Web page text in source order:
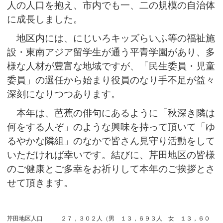
人の人口を抱え、市内でも一、二の規模の自治体
に成長しました。
地区内には、にじいろキッズらいふ等の福祉施
設・東南アジア留学生が通う平青学園があり、多
様な人材が豊富な地域ですが、「民生委員・児童
委員」の選任から始まり役員のなり手不足が益々
深刻になりつつあります。
本年は、芭蕉の俳句にあるように「秋深き隣は
何をする人ぞ」のような興味を持って頂いて「ゆ
るやかな隣組」のなかで皆さん見守り活動をして
いただければ幸いです。結びに、芹田地区の皆様
のご健康とご多幸をお祈りして本年のご挨拶とさ
せて頂きます。
芹田地区人口 ２７，３０２人（男 １３，６９３人 女 １３，６０